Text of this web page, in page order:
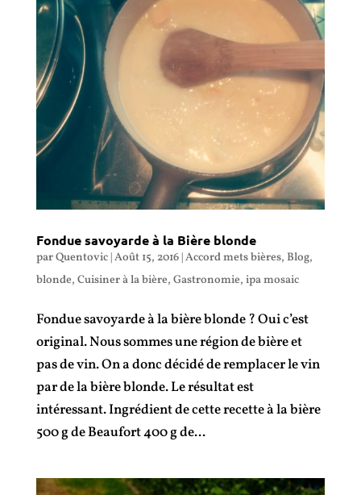
Fondue savoyarde à la Bière blonde
parQuentovic|Août 15, 2016|Accord mets bières, Blog,
blonde, Cuisiner à la bière, Gastronomie, ipa mosaic
Fondue savoyarde à la bière blonde ? Oui c’est
original. Nous sommes une région de bière et
pas de vin. On a donc décidé de remplacer le vin
par de la bière blonde. Le résultat est
intéressant. Ingrédient de cette recette à la bière
500 g de Beaufort 400 g de...